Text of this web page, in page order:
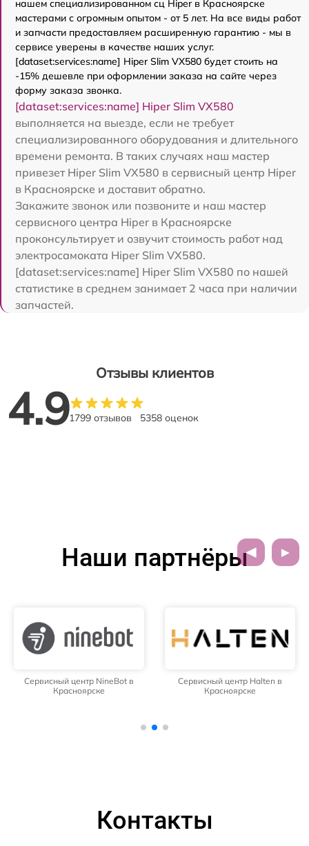
нашем специализированном сц Hiper в Красноярске
мастерами с огромным опытом - от 5 лет. На все виды работ
и запчасти предоставляем расширенную гарантию - мы в
сервисе уверены в качестве наших услуг.
[dataset:services:name] Hiper Slim VX580 будет стоить на
-15% дешевле при оформлении заказа на сайте через
форму заказа звонка.
[dataset:services:name] Hiper Slim VX580
выполняется на выезде, если не требует
специализированного оборудования и длительного
времени ремонта. В таких случаях наш мастер
привезет Hiper Slim VX580 в сервисный центр Hiper
в Красноярске и доставит обратно.
Закажите звонок или позвоните и наш мастер
сервисного центра Hiper в Красноярске
проконсультирует и озвучит стоимость работ над
электросамоката Hiper Slim VX580.
[dataset:services:name] Hiper Slim VX580 по нашей
статистике в среднем занимает 2 часа при наличии
запчастей.
Отзывы клиентов
4.91799 отзывов 5358 оценок
Наши партнёры
Сервисный центр NineBot в
Красноярске
Сервисный центр Halten в
Красноярске
Контакты